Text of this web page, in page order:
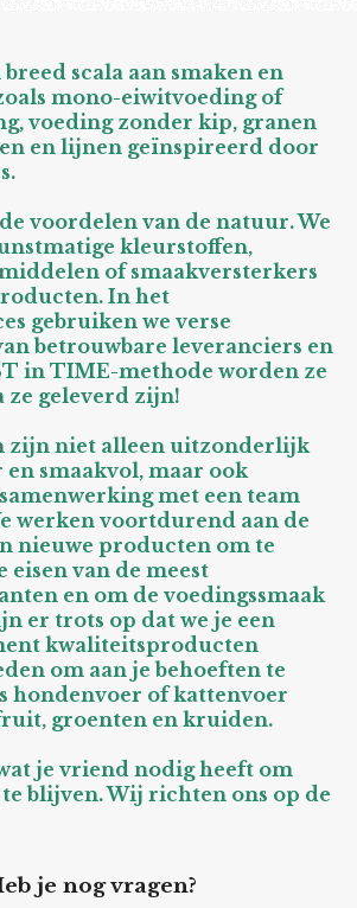
scala aan smaken en
mono-eiwitvoeding of
voeding zonder kip, granen
en lijnen geïnspireerd door
voordelen van de natuur. We
kleurstoffen,
of smaakversterkers
In het
gebruiken we verse
betrouwbare leveranciers en
in TIME-methode worden ze
ze geleverd zijn!
zijn niet alleen uitzonderlijk
en smaakvol, maar ook
met een team
werken voortdurend aan de
nieuwe producten om te
eisen van de meest
en om de voedingssmaak
er trots op dat we je een
kwaliteitsproducten
om aan je behoeften te
hondenvoer of kattenvoer
groenten en kruiden.
je vriend nodig heeft om
te blijven. Wij richten ons op de
je nog vragen?